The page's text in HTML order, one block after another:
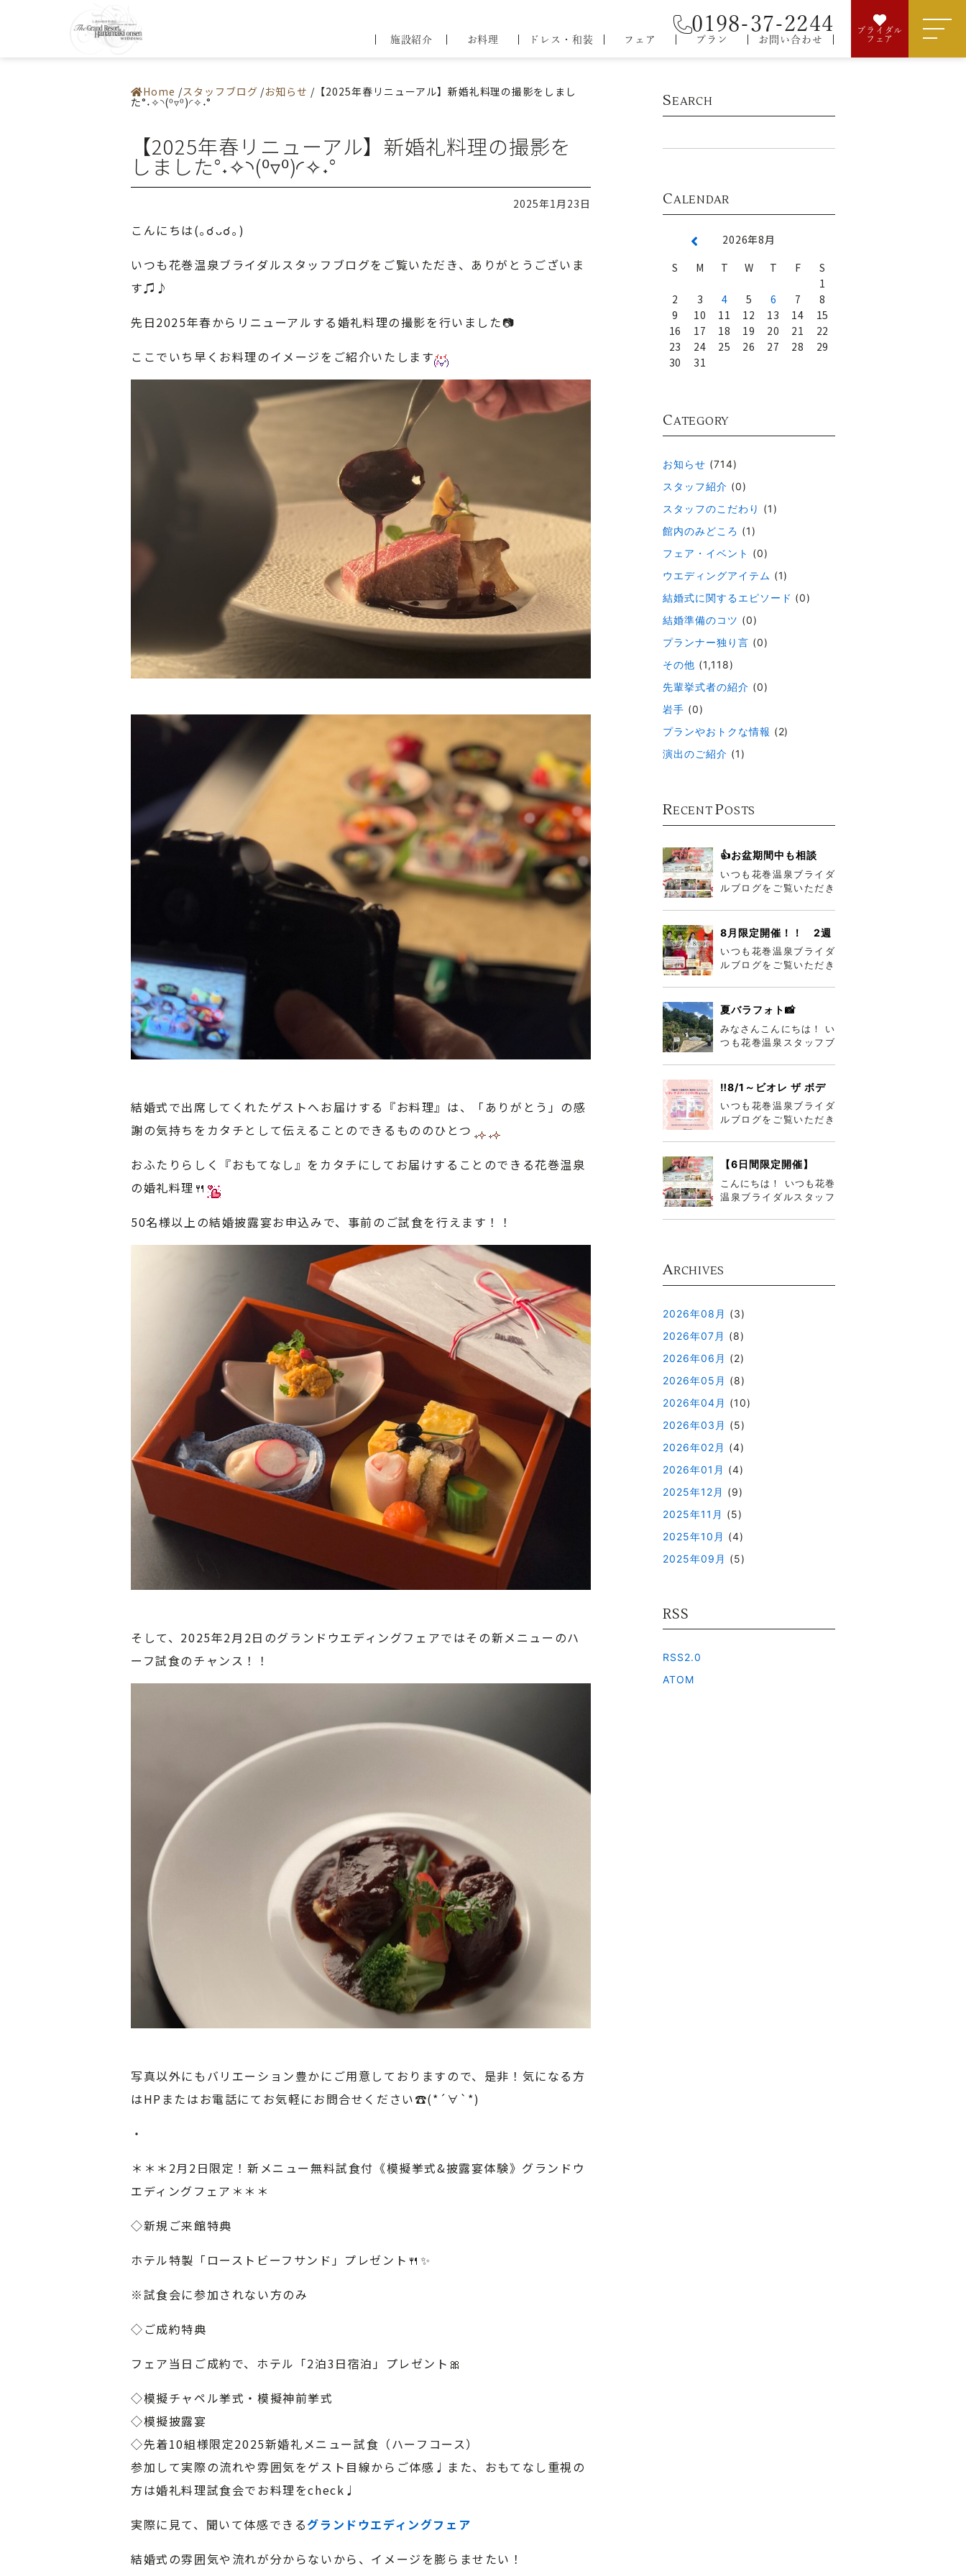
0198-37-2244
施設紹介 お料理 ドレス・和装 フェア プラン お問い合わせ
ブライダル
フェア
フェア
― 宴会会場
ドレス・和装
お知らせ・イベント
ウエディングレポート
ステイウエディング
フォトギャラリー
お問い合わせ
Home スタッフブログ お知らせ 【2025年春リニューアル】新婚礼料理の撮影をしまし
た°˖✧◝(⁰▿⁰)◜✧˖°
【2025年春リニューアル】新婚礼料理の撮影を
しました°˖✧◝(⁰▿⁰)◜✧˖°
2025年1月23日
こんにちは(｡☌ᴗ☌｡)
いつも花巻温泉ブライダルスタッフブログをご覧いただき、ありがとうございま
す♫♪
先日2025年春からリニューアルする婚礼料理の撮影を行いました📷
ここでいち早くお料理のイメージをご紹介いたします
結婚式で出席してくれたゲストへお届けする『お料理』は、「ありがとう」の感
謝の気持ちをカタチとして伝えることのできるもののひとつ
おふたりらしく『おもてなし』をカタチにしてお届けすることのできる花巻温泉
の婚礼料理🍴
50名様以上の結婚披露宴お申込みで、事前のご試食を行えます！！
そして、2025年2月2日のグランドウエディングフェアではその新メニューのハ
ーフ試食のチャンス！！
写真以外にもバリエーション豊かにご用意しておりますので、是非！気になる方
はHPまたはお電話にてお気軽にお問合せください☎(*´∀`*)
・
＊＊＊2月2日限定！新メニュー無料試食付《模擬挙式&披露宴体験》グランドウ
エディングフェア＊＊＊
◇新規ご来館特典
ホテル特製「ローストビーフサンド」プレゼント🍴✨
※試食会に参加されない方のみ
◇ご成約特典
フェア当日ご成約で、ホテル「2泊3日宿泊」プレゼント🎀
◇模擬チャペル挙式・模擬神前挙式
◇模擬披露宴
◇先着10組様限定2025新婚礼メニュー試食（ハーフコース）
参加して実際の流れや雰囲気をゲスト目線からご体感♩また、おもてなし重視の
方は婚礼料理試食会でお料理をcheck♩
実際に見て、聞いて体感できるグランドウエディングフェア
結婚式の雰囲気や流れが分からないから、イメージを膨らませたい！
SEARCH
CALENDAR
2026年8月
S
M T W T F
S
1
2
3 4 5 6 7
8
9
10 11 12 13 14
15
16
17 18 19 20 21
22
23
24 25 26 27 28
29
30
31
CATEGORY
お知らせ (714)
スタッフ紹介 (0)
スタッフのこだわり (1)
館内のみどころ (1)
フェア・イベント (0)
ウエディングアイテム (1)
結婚式に関するエピソード (0)
結婚準備のコツ (0)
プランナー独り言 (0)
その他 (1,118)
先輩挙式者の紹介 (0)
岩手 (0)
プランやおトクな情報 (2)
演出のご紹介 (1)
RECENTPOSTS
👍お盆期間中も相談
会・フェア開催中👍
いつも花巻温泉ブライダ
ルブログをご覧いただき
梅雨が明け、本格的に夏
到来ですね
8月限定開催！！ 2週
連続花巻温泉コスチュ
ームフェア
いつも花巻温泉ブライダ
ルブログをご覧いただき
週連続
夏バラフォト📸
みなさんこんにちは！ い
つも花巻温泉スタッフブ
がとうございま
す°˖✧◝(⁰▿⁰
‼️8/1～ビオレ ザ ボデ
ィ詰め合わせプレゼン
ト‼️
いつも花巻温泉ブライダ
ルブログをご覧いただき
が明けそう
【6日間限定開催】
8/11～16♡お盆サマー
ウエディングフェア♡
こんにちは！ いつも花巻
温泉ブライダルスタッフ
ありがとうございます☆
ARCHIVES
2026年08月 (3)
2026年07月 (8)
2026年06月 (2)
2026年05月 (8)
2026年04月 (10)
2026年03月 (5)
2026年02月 (4)
2026年01月 (4)
2025年12月 (9)
2025年11月 (5)
2025年10月 (4)
2025年09月 (5)
RSS
RSS2.0
ATOM